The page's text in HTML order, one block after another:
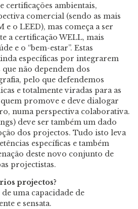
certificações ambientais,
comercial (sendo as mais
e o LEED), mas começa a ser
a certificação WELL, mais
e o “bem-estar”. Estas
específicas por integrarem
não dependem dos
pelo que defendemos
e totalmente viradas para as
promove e deve dialogar
numa perspectiva colaborativa.
deve ser também um dado
dos projectos. Tudo isto leva
específicas e também
deste novo conjunto de
projectistas.
projectos?
uma capacidade de
e sensata.